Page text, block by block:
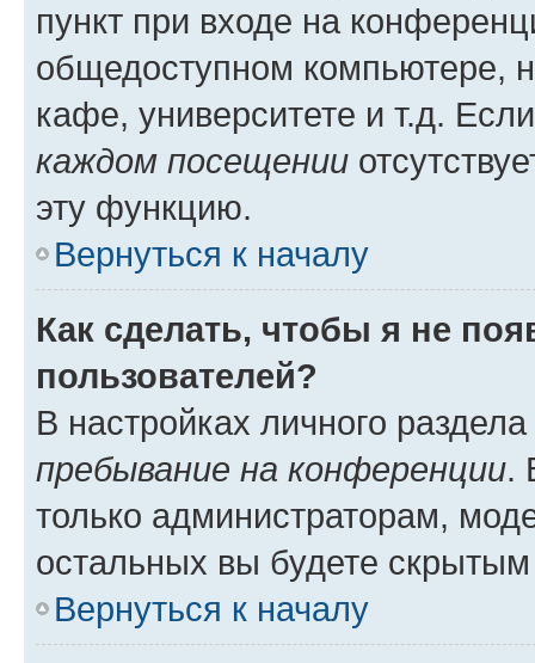
пункт при входе на
общедоступном компьютере,
кафе, университете и т.д.
каждом посещении
эту функцию.
Вернуться к началу
Как сделать, чтобы я не
пользователей?
В настройках личного
пребывание на конференции.
только администраторам,
остальных вы будете
Вернуться к началу